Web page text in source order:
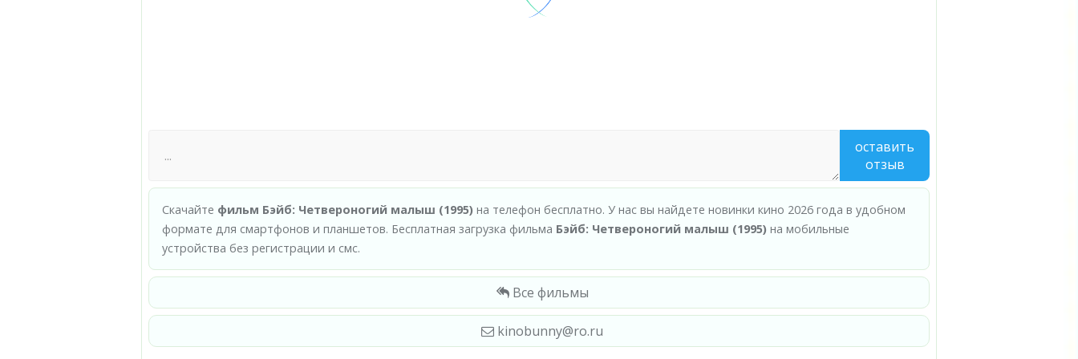
оставить
отзыв
Скачайте фильм Бэйб: Четвероногий малыш (1995) на телефон бесплатно. У нас вы найдете новинки кино 2026 года в удобном
формате для смартфонов и планшетов. Бесплатная загрузка фильма Бэйб: Четвероногий малыш (1995) на мобильные
устройства без регистрации и смс.
Все фильмы
kinobunny@ro.ru